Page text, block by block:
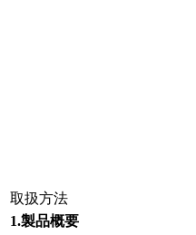
取扱方法
1.製品概要